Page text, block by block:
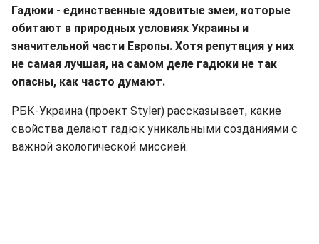
Гадюки - единственные ядовитые змеи, которые
обитают в природных условиях Украины и
значительной части Европы. Хотя репутация у них
не самая лучшая, на самом деле гадюки не так
опасны, как часто думают.
РБК-Украина (проект Styler) рассказывает, какие
свойства делают гадюк уникальными созданиями с
важной экологической миссией.